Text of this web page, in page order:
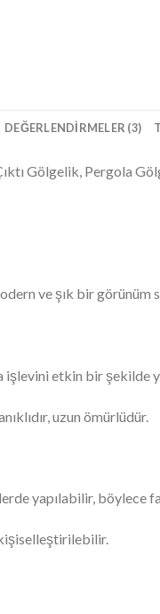
DEĞERLENDIRMELER (3)
Gölgelik, Pergola
ve şık bir
işlevini etkin bir şekilde
uzun ömürlüdür.
yapılabilir, böylece